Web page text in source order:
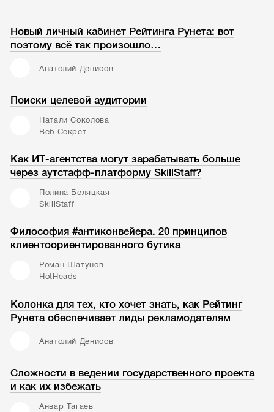
Новый личный кабинет Рейтинга Рунета: вот
поэтому всё так произошло…
Анатолий Денисов
Поиски целевой аудитории
Натали Соколова
Веб Секрет
Как ИТ-агентства могут зарабатывать больше
через аутстафф-платформу SkillStaff?
Полина Беляцкая
SkillStaff
Философия #антиконвейера. 20 принципов
клиентоориентированного бутика
Роман Шатунов
HotHeads
Колонка для тех, кто хочет знать, как Рейтинг
Рунета обеспечивает лиды рекламодателям
Анатолий Денисов
Сложности в ведении государственного проекта
и как их избежать
Анвар Тагаев